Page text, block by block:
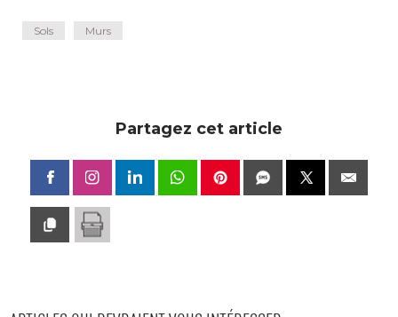
Sols Murs
Partagez cet article